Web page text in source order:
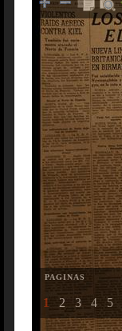
PAGINAS
1 2 3 4 5